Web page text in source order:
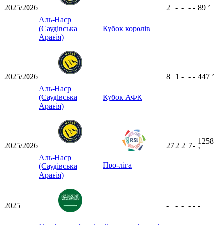
2025/2026
Аль-Наср
(Саудівська
Аравія)
Кубок королів
2 - - - - 89 ʼ
2025/2026
Аль-Наср
(Саудівська
Аравія)
Кубок АФК
8 1 - - - 447 ʼ
2025/2026
Аль-Наср
(Саудівська
Аравія)
Про-ліга
272 2 7-
1258
ʼ
2025 - - - - - -